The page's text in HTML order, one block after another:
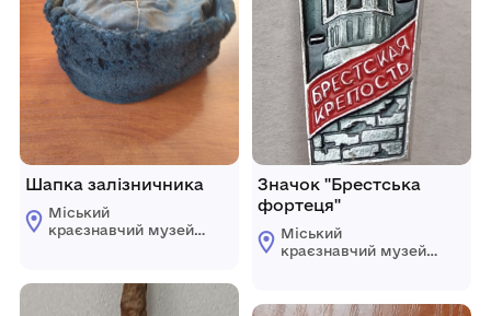
Шапка залізничника
Міський
краєзнавчий музей
Значок "Брестська
фортеця"
Міський
краєзнавчий музей